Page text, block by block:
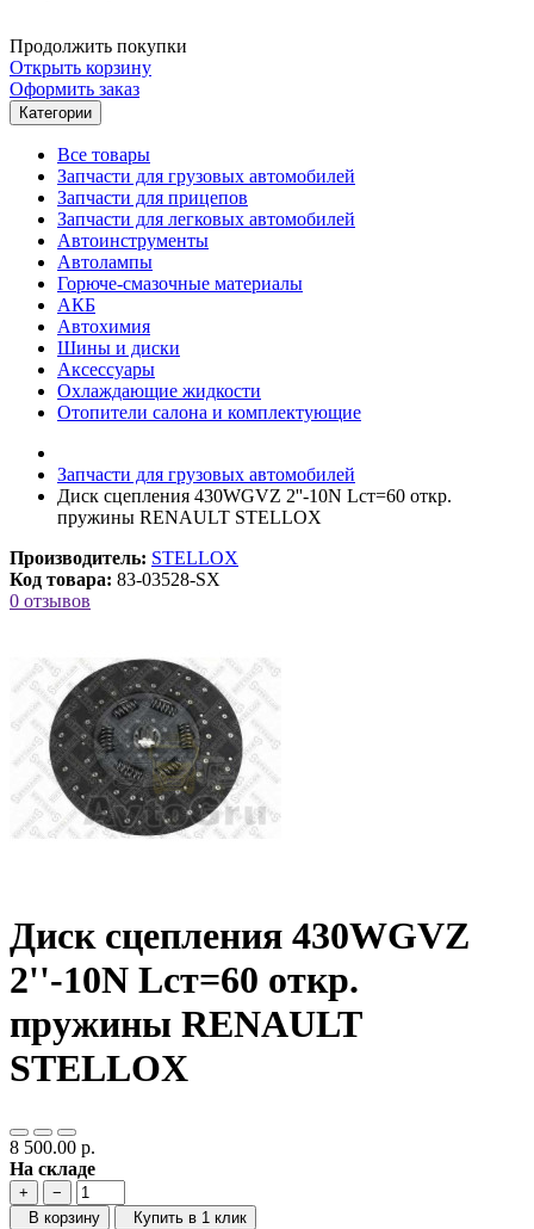
Продолжить покупки
Открыть корзину
Оформить заказ
Категории
Все товары
Запчасти для грузовых автомобилей
Запчасти для прицепов
Запчасти для легковых автомобилей
Автоинструменты
Автолампы
Горюче-смазочные материалы
АКБ
Автохимия
Шины и диски
Аксессуары
Охлаждающие жидкости
Отопители салона и комплектующие
Запчасти для грузовых автомобилей
Диск сцепления 430WGVZ 2''-10N Lcт=60 откр.
пружины RENAULT STELLOX
Производитель: STELLOX
Код товара: 83-03528-SX
0 отзывов
Диск сцепления 430WGVZ
2''-10N Lcт=60 откр.
пружины RENAULT
STELLOX
8 500.00 р.
На складе
+
−
В корзину
Купить в 1 клик